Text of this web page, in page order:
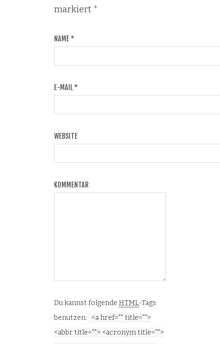
markiert *
NAME*
E-MAIL*
WEBSITE
KOMMENTAR
Du kannst folgende HTML-Tags
benutzen:
<a href="" title="">
<abbr title=""> <acronym title="">